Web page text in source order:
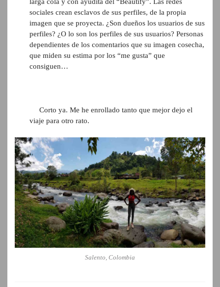
larga cola y con ayudita del “Beautify”. Las redes
sociales crean esclavos de sus perfiles, de la propia
imagen que se proyecta. ¿Son dueños los usuarios de sus
perfiles? ¿O lo son los perfiles de sus usuarios? Personas
dependientes de los comentarios que su imagen cosecha,
que miden su estima por los “me gusta” que
consiguen…
Corto ya. Me he enrollado tanto que mejor dejo el
viaje para otro rato.
Salento, Colombia